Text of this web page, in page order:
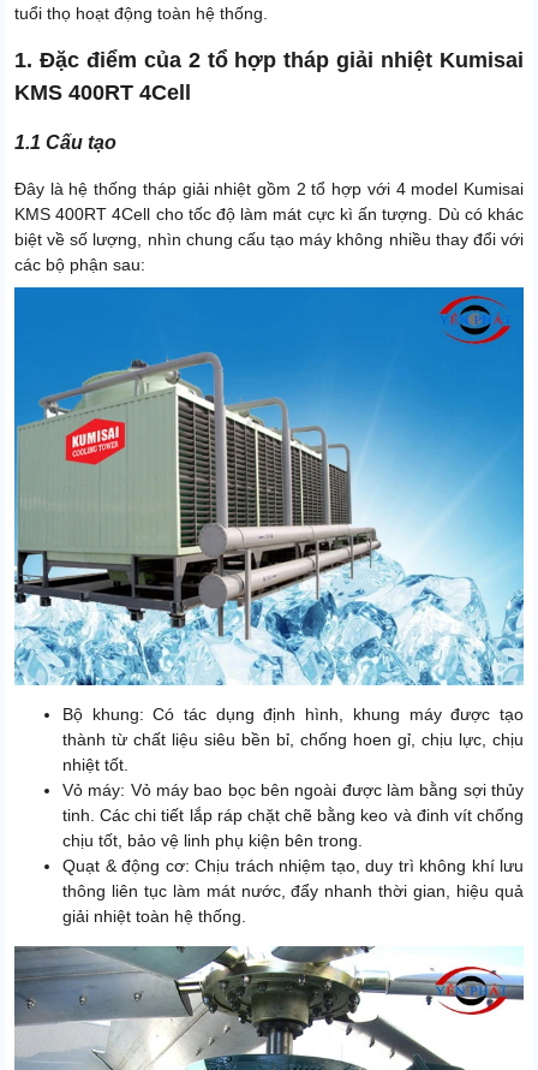
tuổi thọ hoạt động toàn hệ thống.
1. Đặc điểm của 2 tổ hợp tháp giải nhiệt Kumisai
KMS 400RT 4Cell
1.1 Cấu tạo
Đây là hệ thống tháp giải nhiệt gồm 2 tổ hợp với 4 model Kumisai
KMS 400RT 4Cell cho tốc độ làm mát cực kì ấn tượng. Dù có khác
biệt về số lượng, nhìn chung cấu tạo máy không nhiều thay đổi với
các bộ phận sau:
Bộ khung: Có tác dụng định hình, khung máy được tạo
thành từ chất liệu siêu bền bỉ, chống hoen gỉ, chịu lực, chịu
nhiệt tốt.
Vỏ máy: Vỏ máy bao bọc bên ngoài được làm bằng sợi thủy
tinh. Các chi tiết lắp ráp chặt chẽ bằng keo và đinh vít chống
chịu tốt, bảo vệ linh phụ kiện bên trong.
Quạt & động cơ: Chịu trách nhiệm tạo, duy trì không khí lưu
thông liên tục làm mát nước, đẩy nhanh thời gian, hiệu quả
giải nhiệt toàn hệ thống.